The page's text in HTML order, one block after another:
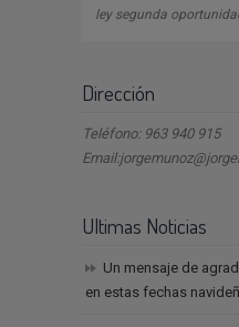
ley segunda
Dirección
Teléfono: 963 940 915
Ultimas Noticias
Un mensaje de
en estas fechas